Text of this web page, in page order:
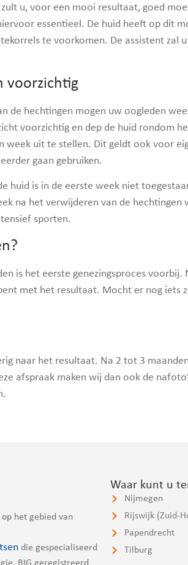
u, voor een mooi resultaat, goed
essentieel. De huid heeft op dit
te voorkomen. De assistent zal
voorzichtig
de hechtingen mogen uw oogleden
voorzichtig en dep de huid rondom
week uit te stellen. Dit geldt ook voor
gaan gebruiken.
huid is in de eerste week niet
na het verwijderen van de
sporten.
is het eerste genezingsproces
met het resultaat. Mocht er nog
naar het resultaat. Na 2 tot 3
afspraak maken wij dan ook de
het gebied van
die gespecialiseerd
BIG geregistreerd
Waar kunt u
Nijmegen
Rijswijk (Zuid-
Papendrecht
Tilburg